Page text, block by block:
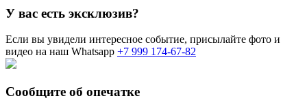
У вас есть эксклюзив?
Если вы увидели интересное событие, присылайте фото и
видео на наш Whatsapp +7 999 174-67-82
Сообщите об опечатке